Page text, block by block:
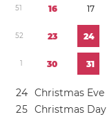
51 16 17
52 23 24
1 30 31
24 Christmas Eve
25 Christmas Day